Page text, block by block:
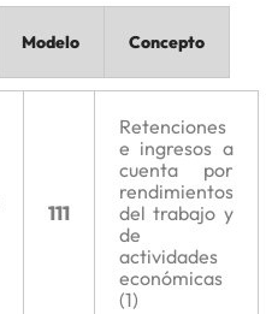
Modelo Concepto
111
Retenciones
e ingresos a
cuenta por
rendimientos
del trabajo y
de
actividades
económicas
(1)